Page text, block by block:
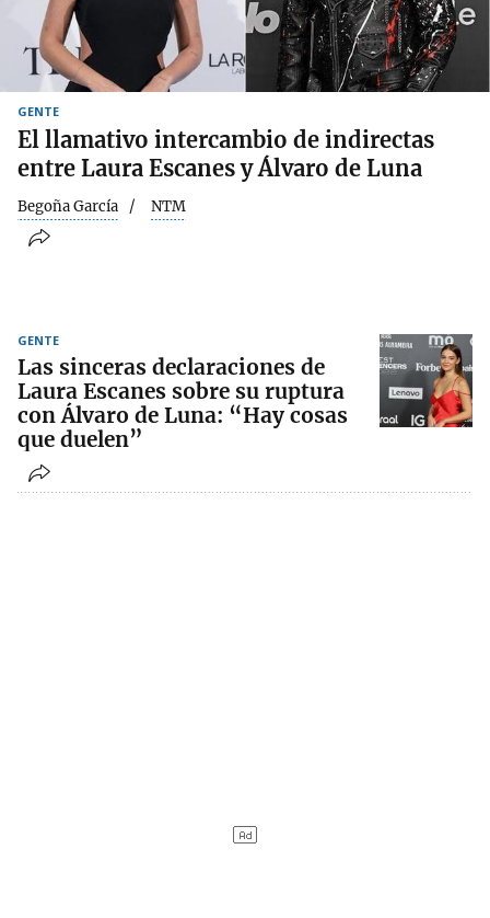
GENTE
El llamativo intercambio de indirectas
entre Laura Escanes y Álvaro de Luna
Begoña García NTM
GENTE
Las sinceras declaraciones de
Laura Escanes sobre su ruptura
con Álvaro de Luna: “Hay cosas
que duelen”